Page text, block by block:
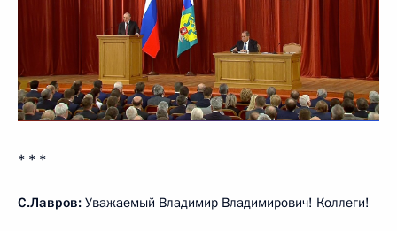
* * *
С.Лавров: Уважаемый Владимир Владимирович! Коллеги!